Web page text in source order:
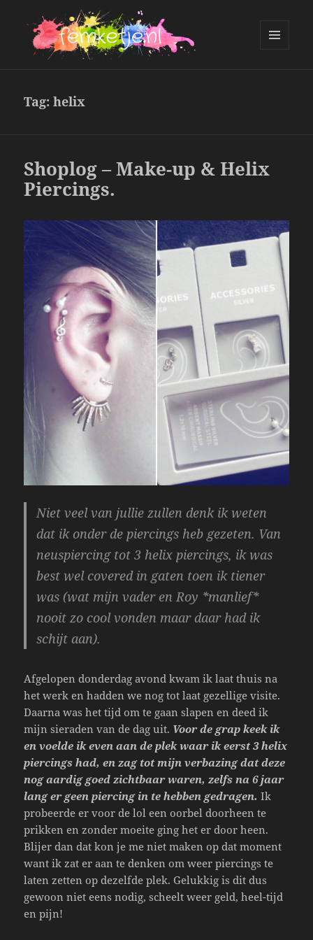
Tag:helix
Shoplog – Make-up & Helix
Piercings.
Niet veel van jullie zullen denk ik weten
dat ik onder de piercings heb gezeten. Van
neuspiercing tot 3 helix piercings, ik was
best wel covered in gaten toen ik tiener
was (wat mijn vader en Roy *manlief*
nooit zo cool vonden maar daar had ik
schijt aan).
Afgelopen donderdag avond kwam ik laat thuis na
het werk en hadden we nog tot laat gezellige visite.
Daarna was het tijd om te gaan slapen en deed ik
mijn sieraden van de dag uit. Voor de grap keek ik
en voelde ik even aan de plek waar ik eerst 3 helix
piercings had, en zag tot mijn verbazing dat deze
nog aardig goed zichtbaar waren, zelfs na 6 jaar
lang er geen piercing in te hebben gedragen. Ik
probeerde er voor de lol een oorbel doorheen te
prikken en zonder moeite ging het er door heen.
Blijer dan dat kon je me niet maken op dat moment
want ik zat er aan te denken om weer piercings te
laten zetten op dezelfde plek. Gelukkig is dit dus
gewoon niet eens nodig, scheelt weer geld, heel-tijd
en pijn!